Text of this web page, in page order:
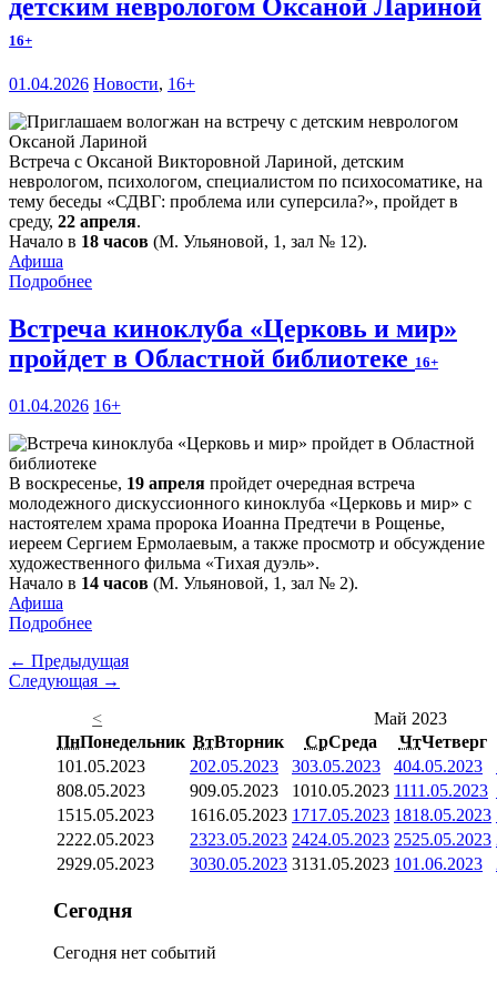
детским неврологом Оксаной Лариной
16+
01.04.2026 Новости, 16+
Встреча с Оксаной Викторовной Лариной, детским
неврологом, психологом, специалистом по психосоматике, на
тему беседы «СДВГ: проблема или суперсила?», пройдет в
среду, 22 апреля.
Начало в 18 часов (М. Ульяновой, 1, зал № 12).
Афиша
Подробнее
Встреча киноклуба «Церковь и мир»
пройдет в Областной библиотеке 16+
01.04.2026 16+
В воскресенье, 19 апреля пройдет очередная встреча
молодежного дискуссионного киноклуба «Церковь и мир» с
настоятелем храма пророка Иоанна Предтечи в Рощенье,
иереем Сергием Ермолаевым, а также просмотр и обсуждение
художественного фильма «Тихая дуэль».
Начало в 14 часов (М. Ульяновой, 1, зал № 2).
Афиша
Подробнее
← Предыдущая
Следующая →
<
Май 2023
ПнПонедельник ВтВторник СрСреда ЧтЧетверг
101.05.2023 202.05.2023 303.05.2023 404.05.2023
808.05.2023 909.05.2023 1010.05.2023 1111.05.2023
1515.05.2023 1616.05.2023 1717.05.2023 1818.05.2023
2222.05.2023 2323.05.2023 2424.05.2023 2525.05.2023
2929.05.2023 3030.05.2023 3131.05.2023 101.06.2023
Сегодня
Сегодня нет событий